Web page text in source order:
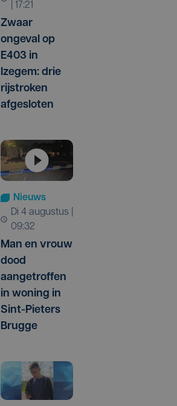
| 17:21
Zwaar
ongeval op
E403 in
Izegem: drie
rijstroken
afgesloten
Nieuws
di 4 augustus |
09:32
Man en vrouw
dood
aangetroffen
in woning in
Sint-Pieters
Brugge